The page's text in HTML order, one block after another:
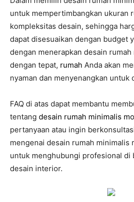
untuk mempertimbangkan ukuran
kompleksitas desain, sehingga
dapat disesuaikan dengan budget
dengan menerapkan desain
dengan tepat, rumah Anda akan
nyaman dan menyenangkan untuk
FAQ di atas dapat membantu
tentang desain rumah minimalis
pertanyaan atau ingin
mengenai desain rumah minimalis
untuk menghubungi profesional di
desain interior.